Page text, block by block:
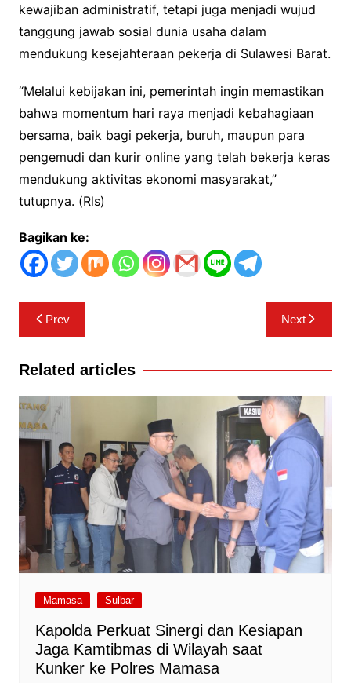
kewajiban administratif, tetapi juga menjadi wujud
tanggung jawab sosial dunia usaha dalam
mendukung kesejahteraan pekerja di Sulawesi Barat.
“Melalui kebijakan ini, pemerintah ingin memastikan
bahwa momentum hari raya menjadi kebahagiaan
bersama, baik bagi pekerja, buruh, maupun para
pengemudi dan kurir online yang telah bekerja keras
mendukung aktivitas ekonomi masyarakat,”
tutupnya. (Rls)
Bagikan ke:
Navigasi
pos
Prev Next
Related articles
Mamasa Sulbar
Kapolda Perkuat Sinergi dan Kesiapan
Jaga Kamtibmas di Wilayah saat
Kunker ke Polres Mamasa